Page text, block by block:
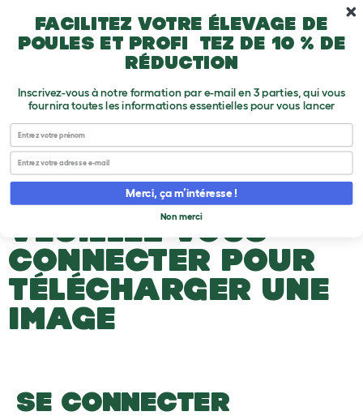
Passer au contenu principal
10 % sur le premier achat
A propos des poules
Upload an Image
T
g
l
e
d
r
o
p
d
o
VEUILLEZ VOUS
CONNECTER POUR
TÉLÉCHARGER UNE
IMAGE
SE CONNECTER
Facilitez votre élevage de
poules et profitez de 10 % de
réduction
Inscrivez-vous à notre formation par e-mail en 3 parties, qui vous
fournira toutes les informations essentielles pour vous lancer
First name
Email
Merci, ça m’intéresse !
Non merci